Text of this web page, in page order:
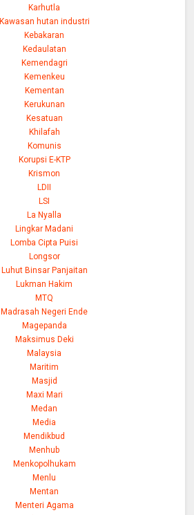
Karhutla
Kawasan hutan industri
Kebakaran
Kedaulatan
Kemendagri
Kemenkeu
Kementan
Kerukunan
Kesatuan
Khilafah
Komunis
Korupsi E-KTP
Krismon
LDII
LSI
La Nyalla
Lingkar Madani
Lomba Cipta Puisi
Longsor
Luhut Binsar Panjaitan
Lukman Hakim
MTQ
Madrasah Negeri Ende
Magepanda
Maksimus Deki
Malaysia
Maritim
Masjid
Maxi Mari
Medan
Media
Mendikbud
Menhub
Menkopolhukam
Menlu
Mentan
Menteri Agama